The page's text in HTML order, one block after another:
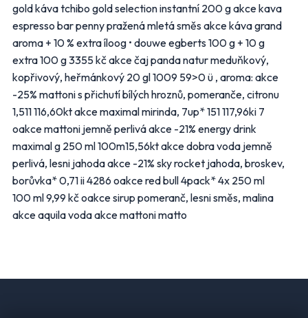
gold káva tchibo gold selection instantní 200 g akce kava
espresso bar penny pražená mletá směs akce káva grand
aroma + 10 % extra íloog • douwe egberts 100 g + 10 g
extra 100 g 3355 kč akce čaj panda natur meduňkový,
kopřivový, heřmánkový 20 gl 1009 59>0 ü , aroma: akce
-25% mattoni s přichutí bílých hroznů, pomeranče, citronu
1,511 116,60kt akce maximal mirinda, 7up* 151 117,96ki 7
oakce mattoni jemně perlivá akce -21% energy drink
maximal g 250 ml 100m15,56kt akce dobra voda jemně
perlivá, lesni jahoda akce -21% sky rocket jahoda, broskev,
borůvka* 0,71 ii 4286 oakce red bull 4pack* 4x 250 ml
100 ml 9,99 kč oakce sirup pomeranč, lesni směs, malina
akce aquila voda akce mattoni matto
Elektro
Nábytek
Oblečení
Obuv
Sport
Pro děti, hračky
Lékárny
Auto moto
Ostatní supermarkety
Přihlásit k odběru